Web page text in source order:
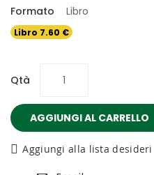
Formato Libro
Libro 7.60 €
Qtà
AGGIUNGI AL CARRELLO
Aggiungi alla lista desideri